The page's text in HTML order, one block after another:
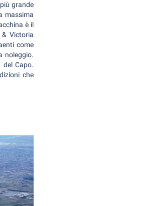
grande
massima
è il
Victoria
come
noleggio.
Capo.
che